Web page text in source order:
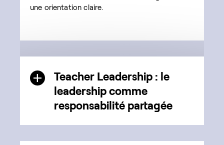
une orientation claire.
Teacher Leadership : le
leadership comme
responsabilité partagée